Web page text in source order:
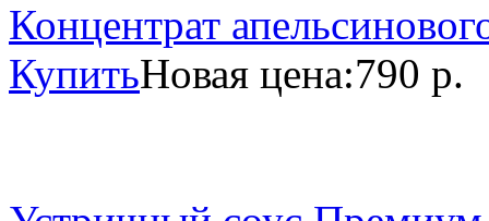
Концентрат
КупитьНовая цена:790 р.